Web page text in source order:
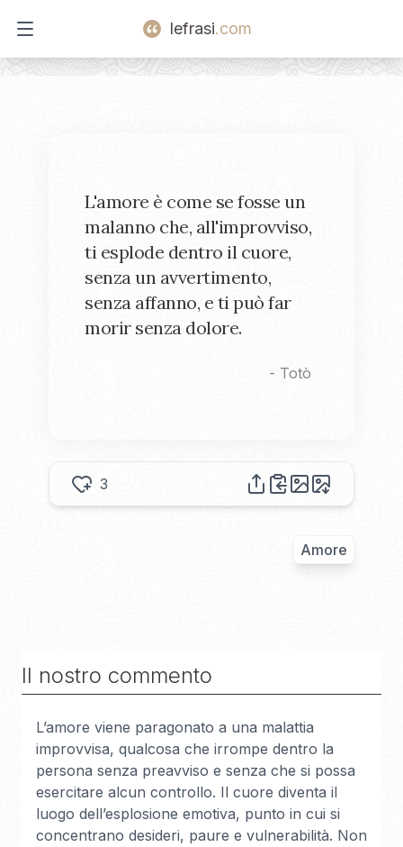
Open main menu
lefrasi.com
L'amore è come se fosse un
malanno che, all'improvviso,
ti esplode dentro il cuore,
senza un avvertimento,
senza affanno, e ti può far
morir senza dolore.
- Totò
3
Amore
Il nostro commento
L’amore viene paragonato a una malattia
improvvisa, qualcosa che irrompe dentro la
persona senza preavviso e senza che si possa
esercitare alcun controllo. Il cuore diventa il
luogo dell’esplosione emotiva, punto in cui si
concentrano desideri, paure e vulnerabilità. Non